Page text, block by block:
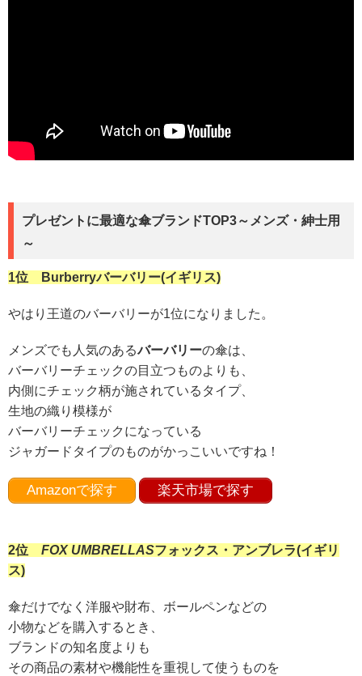
プレゼントに最適な傘ブランドTOP3～メンズ・紳士用
～
1位 Burberryバーバリー(イギリス)
やはり王道のバーバリーが1位になりました。
メンズでも人気のあるバーバリーの傘は、
バーバリーチェックの目立つものよりも、
内側にチェック柄が施されているタイプ、
生地の織り模様が
バーバリーチェックになっている
ジャガードタイプのものがかっこいいですね！
Amazonで探す 楽天市場で探す
2位 FOX UMBRELLASフォックス・アンブレラ(イギリ
ス)
傘だけでなく洋服や財布、ボールペンなどの
小物などを購入するとき、
ブランドの知名度よりも
その商品の素材や機能性を重視して使うものを